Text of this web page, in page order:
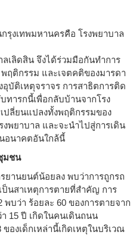
รุงเทพมหานครคือ โรงพยาบาล
เลิดสิน จึงได้ร่วมมือกันทำการ
ฤติกรรม และเจตคติของมารดา
บัติเหตุจราจร การสาธิตการติด
ทารกนี้เพื่อกลับบ้านจากโรง
ปลี่ยนแปลงทั้งพฤติกรรมของ
พยาบาล และจะนำไปสู่การเดิน
อนาคตอันใกล้นี้
มชน
ยานยนต์น้อยลง พบว่าการถูกรถ
นสาเหตุการตายที่สำคัญ การ
บว่า ร้อยละ 60 ของการตายจาก
15 ปี เกิดในคนเดินถนน
ของเด็กเหล่านี้เกิดเหตุในบริเวณ